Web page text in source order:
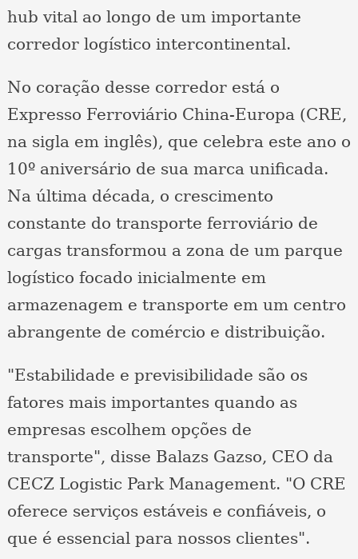
hub vital ao longo de um importante
corredor logístico intercontinental.
No coração desse corredor está o
Expresso Ferroviário China-Europa (CRE,
na sigla em inglês), que celebra este ano o
10º aniversário de sua marca unificada.
Na última década, o crescimento
constante do transporte ferroviário de
cargas transformou a zona de um parque
logístico focado inicialmente em
armazenagem e transporte em um centro
abrangente de comércio e distribuição.
"Estabilidade e previsibilidade são os
fatores mais importantes quando as
empresas escolhem opções de
transporte", disse Balazs Gazso, CEO da
CECZ Logistic Park Management. "O CRE
oferece serviços estáveis ​​e confiáveis, o
que é essencial para nossos clientes".